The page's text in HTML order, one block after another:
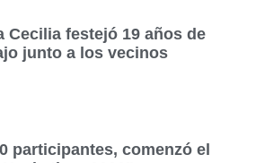
Cecilia festejó 19 años de
junto a los vecinos
participantes, comenzó el